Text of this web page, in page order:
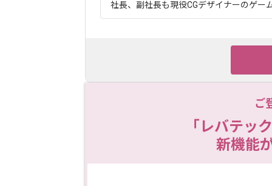
社長、副社長も現役CGデザイナーのゲー
ご
「レバテッ
新機能